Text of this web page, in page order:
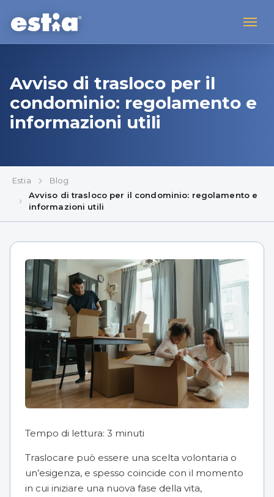
Avviso di trasloco per il
condominio: regolamento e
informazioni utili
Estia
Blog
Avviso di trasloco per il condominio: regolamento e
informazioni utili
Tempo di lettura: 3 minuti
Traslocare può essere una scelta volontaria o
un’esigenza, e spesso coincide con il momento
in cui iniziare una nuova fase della vita,